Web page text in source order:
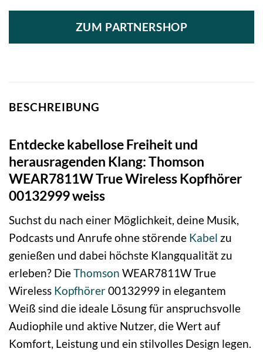
ZUM PARTNERSHOP
BESCHREIBUNG
Entdecke kabellose Freiheit und
herausragenden Klang: Thomson
WEAR7811W True Wireless Kopfhörer
00132999 weiss
Suchst du nach einer Möglichkeit, deine Musik,
Podcasts und Anrufe ohne störende Kabel zu
genießen und dabei höchste Klangqualität zu
erleben? DieThomson WEAR7811W True
Wireless Kopfhörer00132999 in elegantem
Weiß sind die ideale Lösung für anspruchsvolle
Audiophile und aktive Nutzer, die Wert auf
Komfort, Leistung und ein stilvolles Design legen.